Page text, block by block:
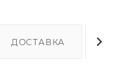
ДОСТАВКА